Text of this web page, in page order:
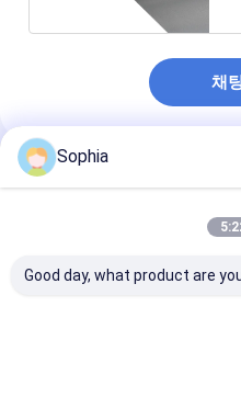
알루미늄 호일 유리 섬유
포일 배경막 테이프
두 배의 측면 접착 테이프
정밀 인베스트먼트 주조
채
추천된 제품
Sophia
Good day, what product are